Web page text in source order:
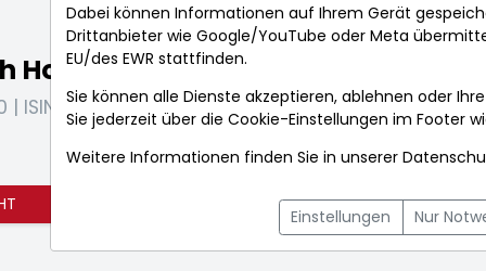
Holding AG
| ISIN: DE0006083405]
NACHRICHTEN
Dabei können Informationen auf Ihrem Gerät
Drittanbieter wie Google/YouTube oder Meta
EU/des EWR stattfinden.
Sie können alle Dienste akzeptieren, ablehnen oder
Sie jederzeit über die Cookie-Einstellungen im Footer
Weitere Informationen finden Sie in unserer
Einstellungen Nur